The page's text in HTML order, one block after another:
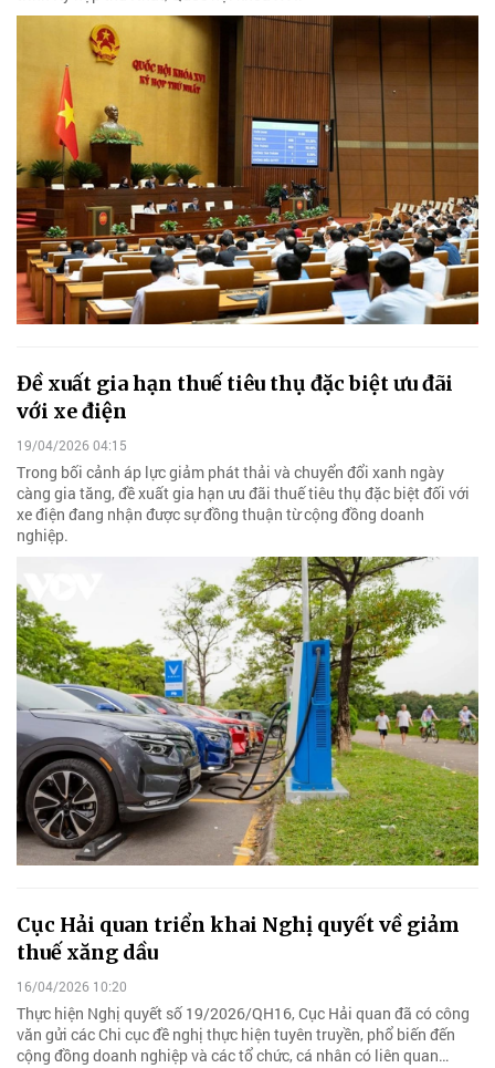
Đề xuất gia hạn thuế tiêu thụ đặc biệt ưu đãi
với xe điện
19/04/2026 04:15
Trong bối cảnh áp lực giảm phát thải và chuyển đổi xanh ngày
càng gia tăng, đề xuất gia hạn ưu đãi thuế tiêu thụ đặc biệt đối với
xe điện đang nhận được sự đồng thuận từ cộng đồng doanh
nghiệp.
Cục Hải quan triển khai Nghị quyết về giảm
thuế xăng dầu
16/04/2026 10:20
Thực hiện Nghị quyết số 19/2026/QH16, Cục Hải quan đã có công
văn gửi các Chi cục đề nghị thực hiện tuyên truyền, phổ biến đến
cộng đồng doanh nghiệp và các tổ chức, cá nhân có liên quan…